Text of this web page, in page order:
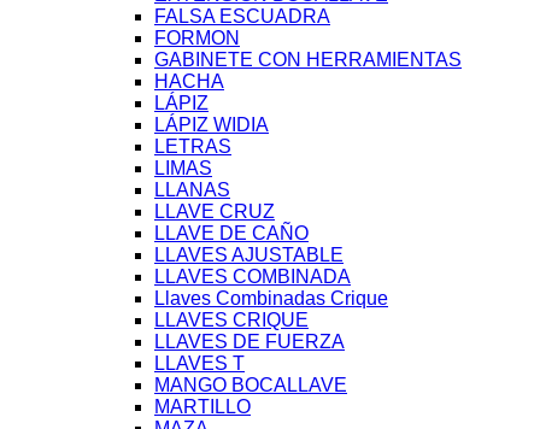
FALSA ESCUADRA
FORMON
GABINETE CON HERRAMIENTAS
HACHA
LÁPIZ
LÁPIZ WIDIA
LETRAS
LIMAS
LLANAS
LLAVE CRUZ
LLAVE DE CAÑO
LLAVES AJUSTABLE
LLAVES COMBINADA
Llaves Combinadas Crique
LLAVES CRIQUE
LLAVES DE FUERZA
LLAVES T
MANGO BOCALLAVE
MARTILLO